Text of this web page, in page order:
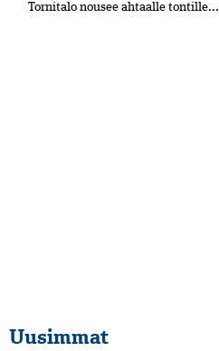
Tornitalo nousee ahtaalle tontille...
Uusimmat